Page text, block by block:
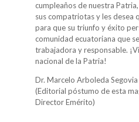
cumpleaños de nuestra
sus compatriotas y les desea
para que su triunfo y éxito
comunidad ecuatoriana que
trabajadora y responsable.
nacional de la Patria!
Dr. Marcelo Arboleda Segovia
(Editorial póstumo de esta
Director Emérito)